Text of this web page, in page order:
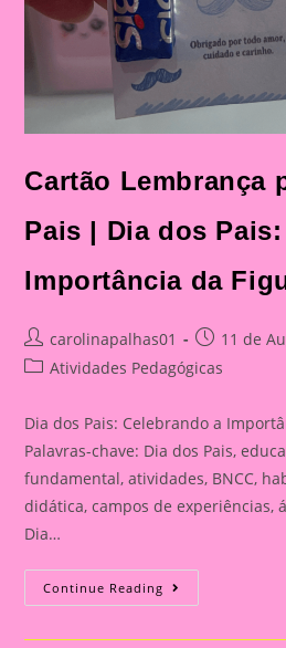
Cartão Lembrança
Pais | Dia dos
Importância da
Post
author:
carolinapalhas01
Post
published:
11 de
PostAtividades Pedagógicas
Dia dos Pais: Celebrando a
Palavras-chave: Dia dos Pais,
fundamental, atividades, BNCC,
didática, campos de experiências,
Dia…
Continue Reading Cartão
Lembrança
O